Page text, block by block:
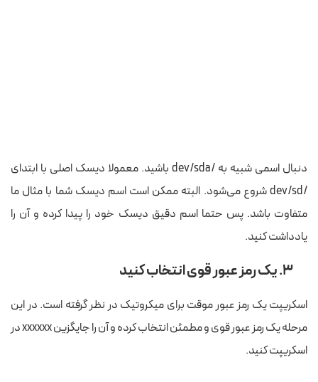
دنبال اسمی شبیه به /dev/sda باشید. معمولا دیسک اصلی با ابتدای
/dev/sd شروع می‌شود. البته ممکن است اسم دیسک شما با مثال ما
متفاوت باشد. پس حتما اسم دقیق دیسک خود را پیدا کرده و آن را
یادداشت کنید.
۳. یک رمز عبور قوی انتخاب کنید
اسکریپت یک رمز عبور موقت برای میکروتیک در نظر گرفته است. در این
مرحله یک رمز عبور قوی و مطمئن انتخاب کرده و آن را جایگزین xxxxxx در
اسکریپت کنید.